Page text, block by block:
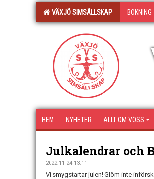
VÄXJÖ SIMSÄLLSKAP BOKNING
HEM NYHETER ALLT OM VÖSS
Julkalendrar och
2022-11-24 13:11
Vi smygstartar julen! Glöm inte